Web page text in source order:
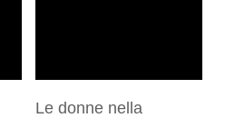
Le donne nella